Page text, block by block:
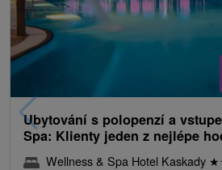
Ubytování s polopenzí a
Spa: Klienty jeden z nejlépe
Wellness & Spa Hotel Kaskady ★